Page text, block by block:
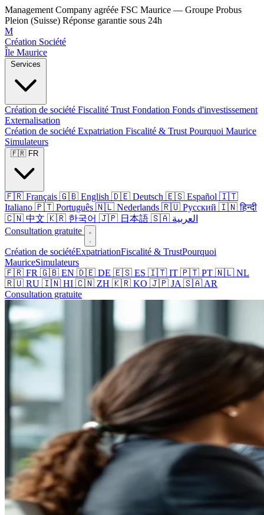
Management Company agréée FSC Maurice — Groupe Probus
Pleion (Suisse) Réponse garantie sous 24h
M
Création Société
Île Maurice
Création de société Fiscalité Trust Fondation Fonds d'investissement
Externalisation
Création de société Expatriation Fiscalité & Trust Pourquoi Maurice
Simulateurs
🇫🇷 Français 🇬🇧 English 🇩🇪 Deutsch 🇪🇸 Español 🇮🇹
Italiano 🇵🇹 Português 🇳🇱 Nederlands 🇷🇺 Русский 🇮🇳 हिन्दी
🇨🇳 中文 🇰🇷 한국어 🇯🇵 日本語
🇸🇦 العربية
Consultation gratuite
Création de sociétéExpatriationFiscalité & TrustPourquoi
MauriceSimulateurs
🇫🇷 FR 🇬🇧 EN 🇩🇪 DE 🇪🇸 ES 🇮🇹 IT 🇵🇹 PT 🇳🇱 NL
🇷🇺 RU 🇮🇳 HI 🇨🇳 ZH 🇰🇷 KO 🇯🇵 JA 🇸🇦 AR
Consultation gratuite